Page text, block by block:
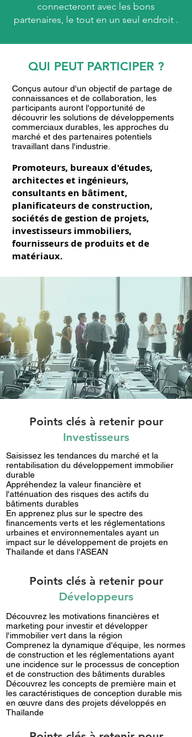
connecteront avec les bons
partenaires, le tout en un seul endroit .
QUI PEUT PARTICIPER ?
Conçus autour d'un objectif de partage de
connaissances et de collaboration, les
participants auront l'opportunité de
découvrir les solutions de développements
commerciaux durables, les approches du
marché et des partenaires potentiels
travaillant dans l'industrie.
Promoteurs, bureaux d'études,
architectes et ingénieurs,
consultants en bâtiment,
planificateurs de construction,
sociétés de gestion de projets,
investisseurs immobiliers,
fournisseurs de produits et de
matériaux.
Points clés à retenir pour
Investisseurs
Saisissez les tendances du marché et la
rentabilisation du développement immobilier
durable
Appréhendez la valeur financière et
l'atténuation des risques des actifs du
bâtiments durables
En apprenez plus sur le spectre des
financements verts et les réglementations
urbaines et environnementales ayant un
impact sur le développement de projets en
Thaïlande et dans l'ASEAN
Points clés à retenir pour
Développeurs
Découvrez les motivations financières et
marketing pour investir et développer
l'immobilier vert dans la région
Comprenez la dynamique d'équipe, les normes
de construction et les réglementations ayant
une incidence sur le processus de conception
et de construction des bâtiments durables
Découvrez les concepts de première main et
les caractéristiques de conception durable mis
en œuvre dans des projets développés en
Thaïlande